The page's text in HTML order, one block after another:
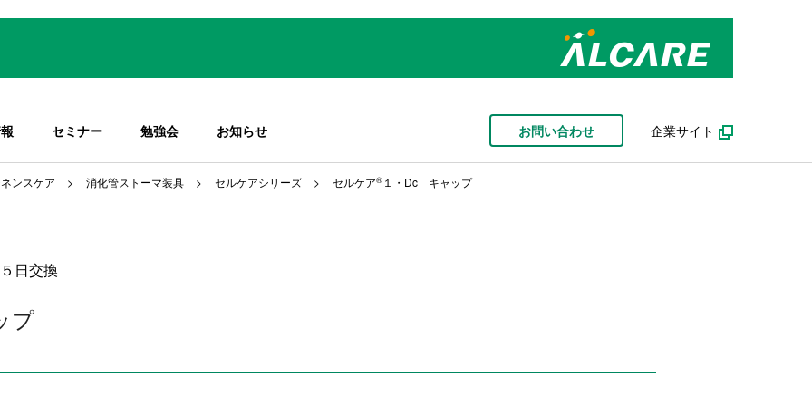
セミナー 勉強会 お知らせ お問い合わせ 企業サイト
ンスケア 消化管ストーマ装具 セルケアシリーズ セルケア® １・Dc キャップ
日交換
プ